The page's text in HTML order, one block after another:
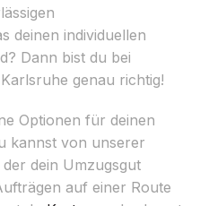
deinen individuellen
Dann bist du bei
genau richtig!
Optionen für deinen
kannst von unserer
dein Umzugsgut
auf einer Route